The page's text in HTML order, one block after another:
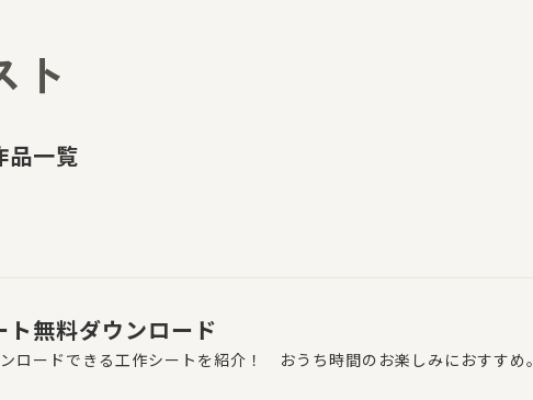
ト
品一覧
ト無料ダウンロード
ロードできる工作シートを紹介！ おうち時間のお楽しみにおすすめ。